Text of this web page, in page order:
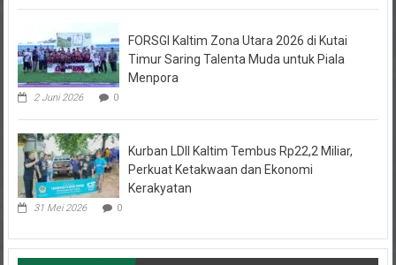
Timur Saring Talenta Muda untuk Piala
Menpora
2 Juni 2026 0
Perkuat Ketakwaan dan Ekonomi
Kerakyatan
31 Mei 2026 0
Terpopuler